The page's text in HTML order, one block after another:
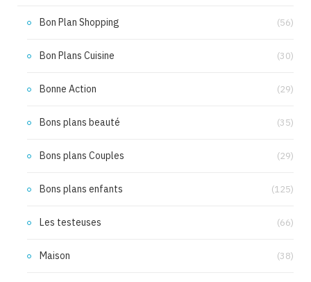
Bon Plan Shopping (56)
Bon Plans Cuisine (30)
Bonne Action (29)
Bons plans beauté (35)
Bons plans Couples (29)
Bons plans enfants (125)
Les testeuses (66)
Maison (38)